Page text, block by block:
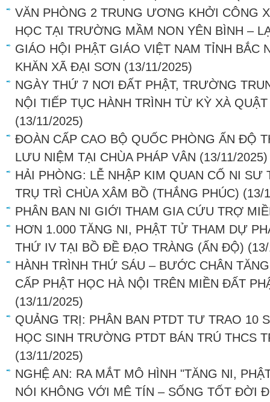
VĂN PHÒNG 2 TRUNG ƯƠNG KHỞI CÔNG
HỌC TẠI TRƯỜNG MẦM NON YÊN BÌNH –
GIÁO HỘI PHẬT GIÁO VIỆT NAM TỈNH BẮC
KHĂN XÃ ĐẠI SƠN (13/11/2025)
NGÀY THỨ 7 NƠI ĐẤT PHẬT, TRƯỜNG
NỘI TIẾP TỤC HÀNH TRÌNH TỪ KỲ XÀ
(13/11/2025)
ĐOÀN CẤP CAO BỘ QUỐC PHÒNG ẤN ĐỘ
LƯU NIỆM TẠI CHÙA PHÁP VÂN (13/11/2025)
HẢI PHÒNG: LỄ NHẬP KIM QUAN CỐ NI SƯ
TRỤ TRÌ CHÙA XÂM BỒ (THẮNG PHÚC) (13/
PHÂN BAN NI GIỚI THAM GIA CỨU TRỢ
HƠN 1.000 TĂNG NI, PHẬT TỬ THAM DỰ
THỨ IV TẠI BỒ ĐỀ ĐẠO TRÀNG (ẤN ĐỘ)
HÀNH TRÌNH THỨ SÁU – BƯỚC CHÂN
CẤP PHẬT HỌC HÀ NỘI TRÊN MIỀN ĐẤT
(13/11/2025)
QUẢNG TRỊ: PHÂN BAN PTDT TƯ TRAO 10
HỌC SINH TRƯỜNG PTDT BÁN TRÚ THCS
(13/11/2025)
NGHỆ AN: RA MẮT MÔ HÌNH "TĂNG NI,
NÓI KHÔNG VỚI MÊ TÍN – SỐNG TỐT ĐỜI